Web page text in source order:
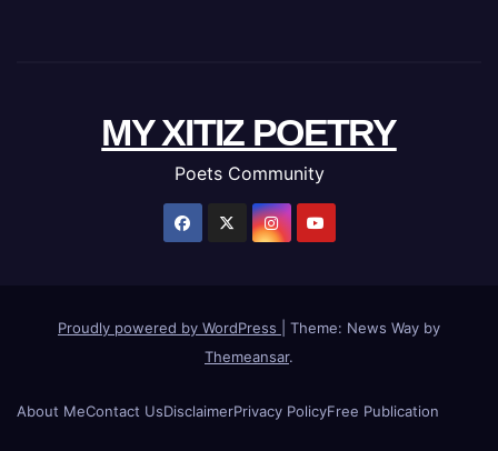
MY XITIZ POETRY
Poets Community
Proudly powered by WordPress
Theme: News Way by
Themeansar.
About MeContact UsDisclaimerPrivacy PolicyFree Publication